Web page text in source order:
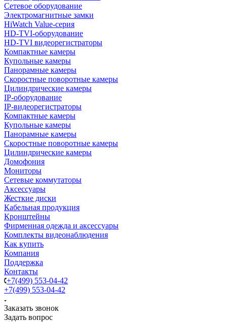
Сетевое оборудование
Электромагнитные замки
HiWatch Value-серия
HD-TVI-оборудование
HD-TVI видеорегистраторы
Компактные камеры
Купольные камеры
Панорамные камеры
Скоростные поворотные камеры
Цилиндрические камеры
IP-оборудование
IP-видеорегистраторы
Компактные камеры
Купольные камеры
Панорамные камеры
Скоростные поворотные камеры
Цилиндрические камеры
Домофония
Мониторы
Сетевые коммутаторы
Аксессуары
Жесткие диски
Кабельная продукция
Кронштейны
Фирменная одежда и аксессуары
Комплекты видеонаблюдения
Как купить
Компания
Поддержка
Контакты
+7(499) 553-04-42
+7(499) 553-04-42
Заказать звонок
Задать вопрос